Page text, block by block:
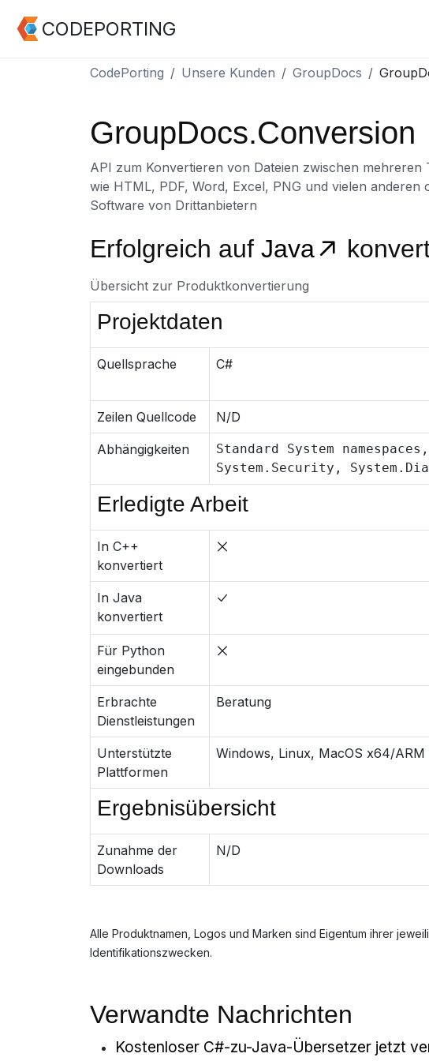
CODEPORTING
CodePorting Unsere Kunden GroupDocs
GroupDocs.Conversion
API zum Konvertieren von Dateien zwischen mehreren
wie HTML, PDF, Word, Excel, PNG und vielen anderen
Software von Drittanbietern
Erfolgreich auf Java
Übersicht zur Produktkonvertierung
Projektdaten
Quellsprache C#
Zeilen Quellcode N/D
Abhängigkeiten
Standard System
System.Security,
Erledigte Arbeit
In C++
konvertiert
In Java
konvertiert
Für Python
eingebunden
Erbrachte
Dienstleistungen
Beratung
Unterstützte
Plattformen
Windows, Linux, MacOS x64/ARM
Ergebnisübersicht
Zunahme der
Downloads
N/D
Alle Produktnamen, Logos und Marken sind Eigentum ihrer
Identifikationszwecken.
Verwandte Nachrichten
Kostenloser C#-zu-Java-Übersetzer jetzt